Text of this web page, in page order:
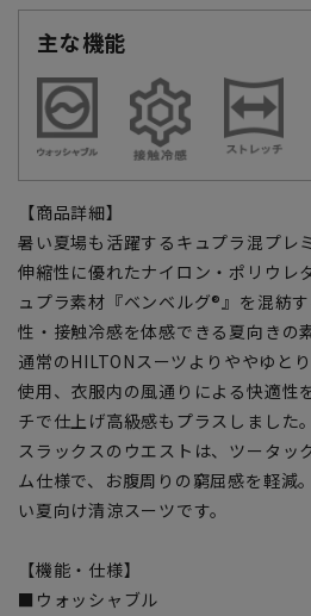
主な機能
【商品詳細】
暑い夏場も活躍するキュプラ混プレ
伸縮性に優れたナイロン・ポリウレ
ュプラ素材『ベンベルグ®』を混紡
性・接触冷感を体感できる夏向きの
通常のHILTONスーツよりややゆと
使用、衣服内の風通りによる快適性
チで仕上げ高級感もプラスしました。
スラックスのウエストは、ツータッ
ム仕様で、お腹周りの窮屈感を軽減
い夏向け清涼スーツです。
【機能・仕様】
■ウォッシャブル